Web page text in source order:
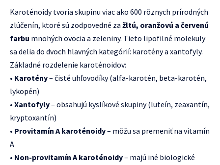
Karoténoidy tvoria skupinu viac ako 600 rôznych prírodných
zlúčenín, ktoré sú zodpovedné za žltú, oranžovú a červenú
farbu mnohých ovocia a zeleniny. Tieto lipofilné molekuly
sa delia do dvoch hlavných kategórií: karotény a xantofyly.
Základné rozdelenie karoténoidov:
• Karotény– čisté uhľovodíky (alfa-karotén, beta-karotén,
lykopén)
• Xantofyly– obsahujú kyslíkové skupiny (luteín, zeaxantín,
kryptoxantín)
• Provitamín A karoténoidy– môžu sa premeniť na vitamín
A
• Non-provitamín A karoténoidy– majú iné biologické